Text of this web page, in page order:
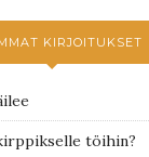
KIRJOITUKSET
töihin?